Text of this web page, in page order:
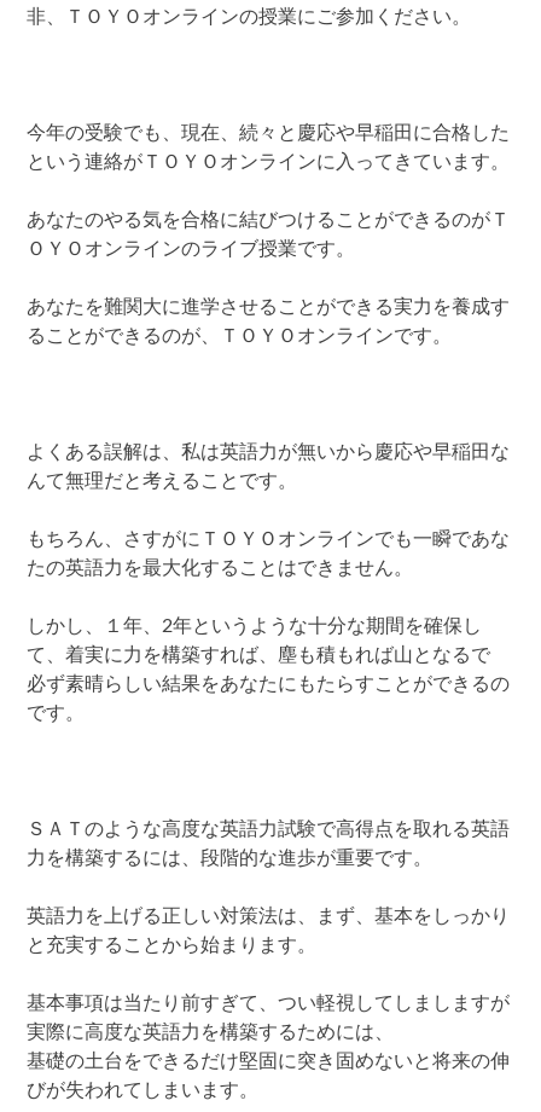
非、ＴＯＹＯオンラインの授業にご参加ください。
今年の受験でも、現在、続々と慶応や早稲田に合格した
という連絡がＴＯＹＯオンラインに入ってきています。
あなたのやる気を合格に結びつけることができるのがＴ
ＯＹＯオンラインのライブ授業です。
あなたを難関大に進学させることができる実力を養成す
ることができるのが、ＴＯＹＯオンラインです。
よくある誤解は、私は英語力が無いから慶応や早稲田な
んて無理だと考えることです。
もちろん、さすがにＴＯＹＯオンラインでも一瞬であな
たの英語力を最大化することはできません。
しかし、１年、2年というような十分な期間を確保し
て、着実に力を構築すれば、塵も積もれば山となるで
必ず素晴らしい結果をあなたにもたらすことができるの
です。
ＳＡＴのような高度な英語力試験で高得点を取れる英語
力を構築するには、段階的な進歩が重要です。
英語力を上げる正しい対策法は、まず、基本をしっかり
と充実することから始まります。
基本事項は当たり前すぎて、つい軽視してしましますが
実際に高度な英語力を構築するためには、
基礎の土台をできるだけ堅固に突き固めないと将来の伸
びが失われてしまいます。